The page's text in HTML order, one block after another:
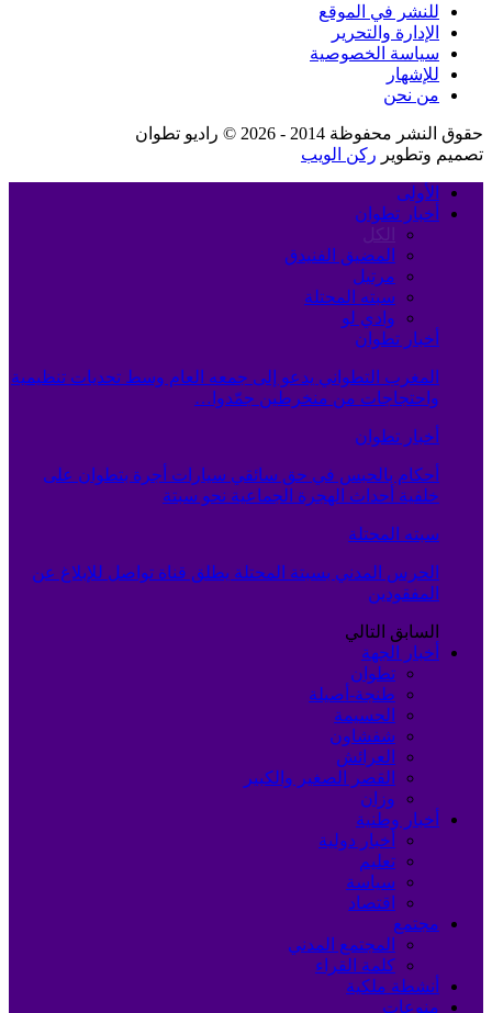
للنشر في الموقع
الإدارة والتحرير
سياسة الخصوصية
للإشهار
من نحن
حقوق النشر محفوظة 2014 - 2026 © راديو تطوان
تصميم وتطوير ركن الويب
الأولى
أخبار تطوان
الكل
المضيق الفنيدق
مرتيل
سبته المحتلة
وادي لو
أخبار تطوان
المغرب التطواني يدعو إلى جمعه العام وسط تحديات تنظيمية
واحتجاجات من منخرطين جمّدوا…
أخبار تطوان
أحكام بالحبس في حق سائقي سيارات أجرة بتطوان على
خلفية أحداث الهجرة الجماعية نحو سبتة
سبته المحتلة
الحرس المدني بسبتة المحتلة يطلق قناة تواصل للإبلاغ عن
المفقودين
السابق التالي
أخبار الجهة
تطوان
طنجة-أصيلة
الحسيمة
شفشاون
العرائش
القصر الصغير والكبير
وزان
أخبار وطنية
أخبار دولية
تعليم
سياسة
اقتصاد
مجتمع
المجتمع المدني
كلمة القراء
أنشطة ملكية
منوعات